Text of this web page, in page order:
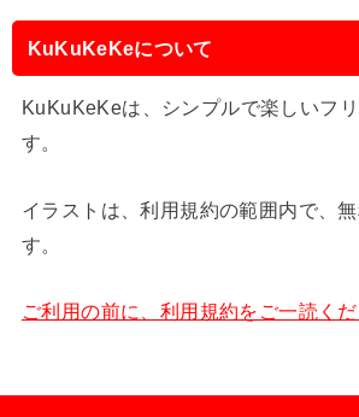
KuKuKeKeについて
KuKuKeKeは、シンプルで楽しいフ
す。
イラストは、利用規約の範囲内で、
す。
ご利用の前に、利用規約をご一読くだ